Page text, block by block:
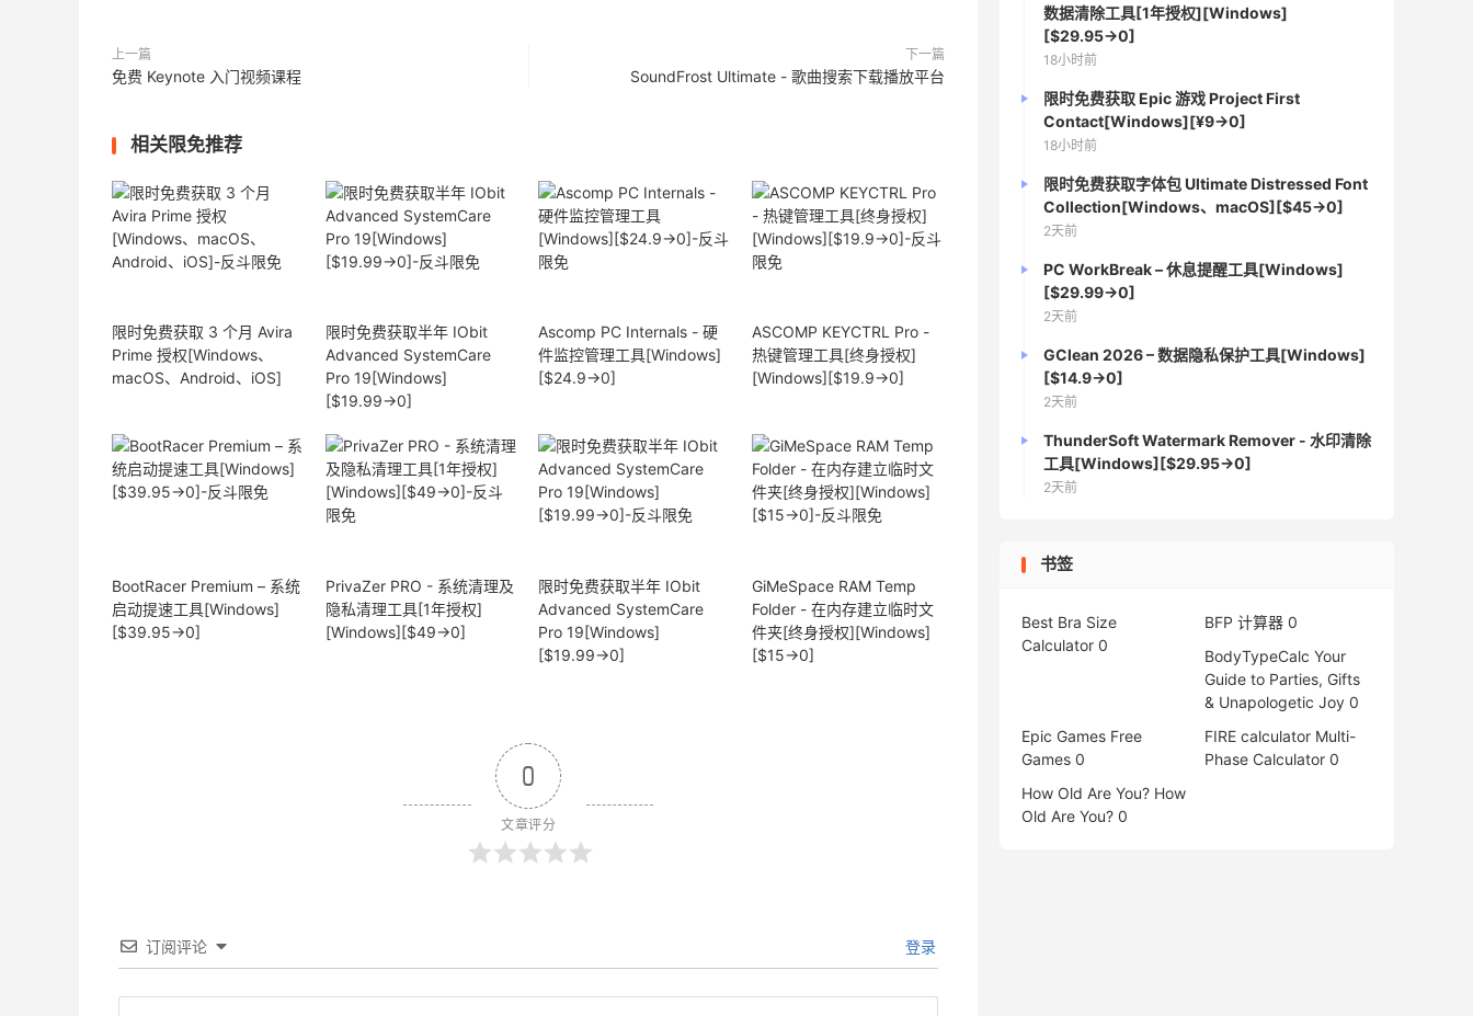
上一篇
免费 Keynote 入门视频课程
下一篇
SoundFrost Ultimate - 歌曲搜索下载播放平台
相关限免推荐
限时免费获取 3 个月 Avira
Prime 授权[Windows、
macOS、Android、iOS]
限时免费获取半年 IObit
Advanced SystemCare
Pro 19[Windows]
[$19.99→0]
Ascomp PC Internals - 硬
件监控管理工具[Windows]
[$24.9→0]
ASCOMP KEYCTRL Pro -
热键管理工具[终身授权]
[Windows][$19.9→0]
BootRacer Premium – 系统
启动提速工具[Windows]
[$39.95→0]
PrivaZer PRO - 系统清理及
隐私清理工具[1年授权]
[Windows][$49→0]
限时免费获取半年 IObit
Advanced SystemCare
Pro 19[Windows]
[$19.99→0]
GiMeSpace RAM Temp
Folder - 在内存建立临时文
件夹[终身授权][Windows]
[$15→0]
0
文章评分
订阅评论 登录
数据清除工具[1年授权][Windows]
[$29.95→0]
18小时前
限时免费获取 Epic 游戏 Project First
Contact[Windows][¥9→0]
18小时前
限时免费获取字体包 Ultimate Distressed Font
Collection[Windows、macOS][$45→0]
2天前
PC WorkBreak – 休息提醒工具[Windows]
[$29.99→0]
2天前
GClean 2026 – 数据隐私保护工具[Windows]
[$14.9→0]
2天前
ThunderSoft Watermark Remover - 水印清除
工具[Windows][$29.95→0]
2天前
书签
Best Bra Size
Calculator 0
BFP 计算器 0
BodyTypeCalc Your
Guide to Parties, Gifts
& Unapologetic Joy 0
Epic Games Free
Games 0
FIRE calculator Multi-
Phase Calculator 0
How Old Are You? How
Old Are You? 0